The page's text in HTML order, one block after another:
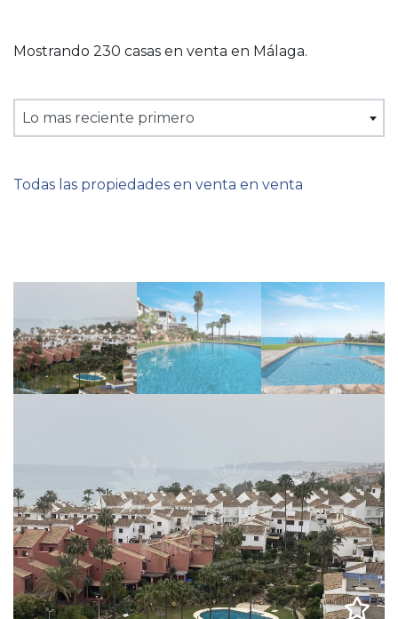
Mostrando 230 casas en venta en Málaga.
Lo mas reciente primero
Todas las propiedades en venta en venta